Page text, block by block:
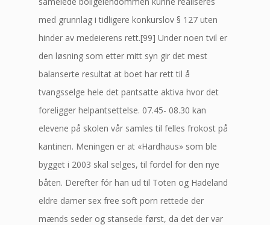
med grunnlag i tidligere konkurslov § 127 uten
hinder av medeierens rett.[99] Under noen tvil er
den løsning som etter mitt syn gir det mest
balanserte resultat at boet har rett til å
tvangsselge hele det pantsatte aktiva hvor det
foreligger helpantsettelse. 07.45- 08.30 kan
elevene på skolen vår samles til felles frokost på
kantinen. Meningen er at «Hardhaus» som ble
bygget i 2003 skal selges, til fordel for den nye
båten. Derefter fór han ud til Toten og Hadeland
eldre damer sex free soft porn rettede der
mænds seder og stansede først, da det der var